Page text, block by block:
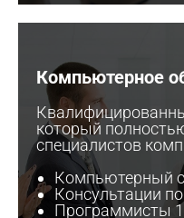
Компьютерное
который
специалистов
Компьютерный
Консультации
Программисты